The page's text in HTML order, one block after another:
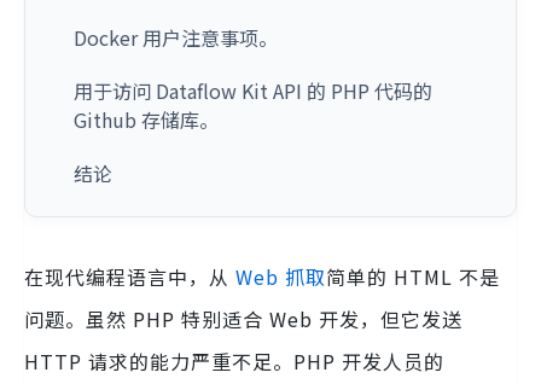
Docker 用户注意事项。
用于访问 Dataflow Kit API 的 PHP 代码的
Github 存储库。
结论
在现代编程语言中，从 Web 抓取简单的 HTML 不是
问题。虽然 PHP 特别适合 Web 开发，但它发送
HTTP 请求的能力严重不足。PHP 开发人员的